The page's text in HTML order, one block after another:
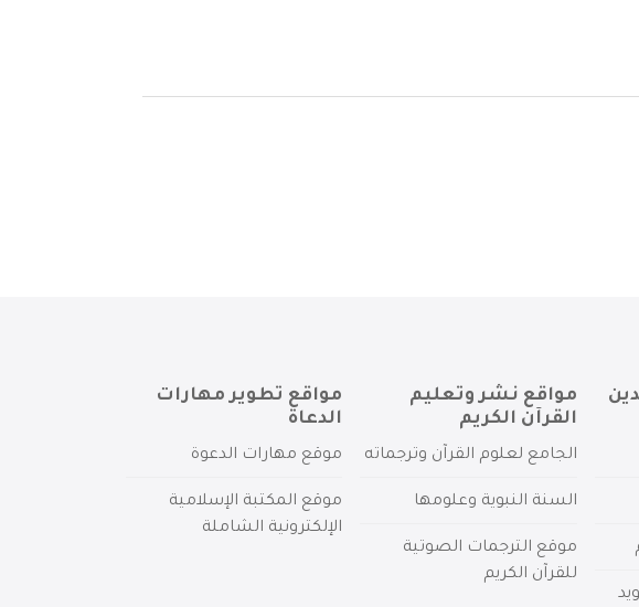
مواقع نشر وتعليم
القرآن الكريم
الجامع لعلوم القرآن وترجماته
السنة النبوية وعلومها
موقع الترجمات الصوتية
للقرآن الكريم
مواقع تطوير مهارات
الدعاة
موقع مهارات الدعوة
موقع المكتبة الإسلامية
الإلكترونية الشاملة